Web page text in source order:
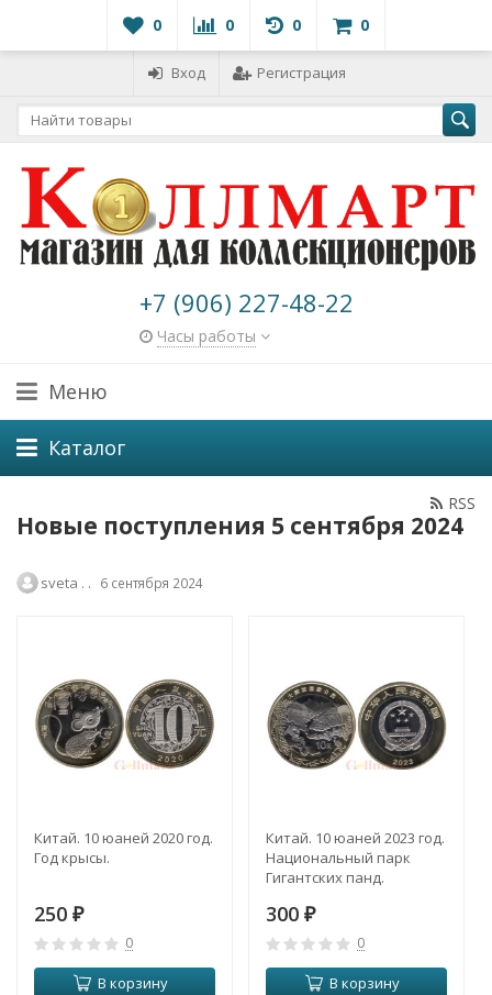
0 0 0 0
Вход Регистрация
+7 (906) 227-48-22
Часы работы
Меню
Каталог
RSS
Новые поступления 5 сентября 2024
sveta . . 6 сентября 2024
Китай. 10 юаней 2020 год.
Год крысы.
250 ₽
0
В корзину
Китай. 10 юаней 2023 год.
Национальный парк
Гигантских панд.
300 ₽
0
В корзину